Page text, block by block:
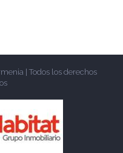
| Todos los derechos